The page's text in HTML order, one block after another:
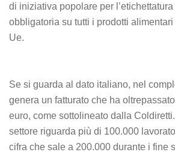
di iniziativa popolare per
obbligatoria su tutti i prodotti
Ue.
Se si guarda al dato italiano, nel
genera un fatturato che ha
euro, come sottolineato dalla
settore riguarda più di 100.000
cifra che sale a 200.000 durante i fine